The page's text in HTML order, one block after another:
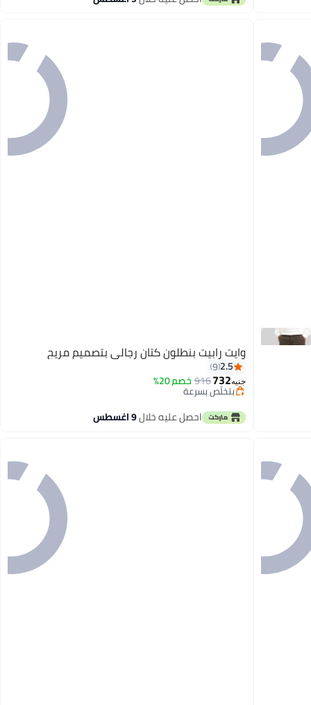
وايت رابيت بنطلون كتان رجالي بتصميم مريح
2.5
9
جنيه732
916خصم 20%بتخلّص بسرعة
تم بيع +10 مؤخرًا
احصل عليه خلال9 اغسطس